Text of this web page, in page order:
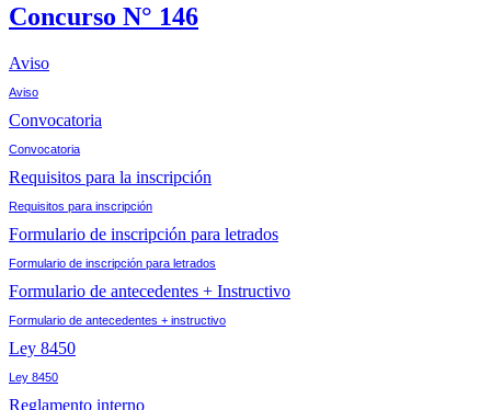
Concurso N° 146
Aviso
Aviso
Convocatoria
Convocatoria
Requisitos para la inscripción
Requisitos para inscripción
Formulario de inscripción para letrados
Formulario de inscripción para letrados
Formulario de antecedentes + Instructivo
Formulario de antecedentes + instructivo
Ley 8450
Ley 8450
Reglamento interno